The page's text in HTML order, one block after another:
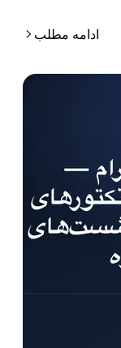
ادامه مطلب